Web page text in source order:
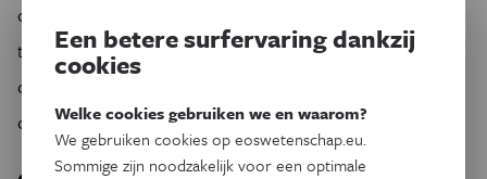
ongekende rekenkracht beschikken en voor veel
toepassingen geschikt zijn, zoals het kraken van de
cryptografische algoritmen waarmee de meeste
communicatie op het huidige internet wordt beveiligd.
Een betere surfervaring dankzij
cookies
Welke cookies gebruiken we en waarom?
We gebruiken cookies op eoswetenschap.eu.
Sommige zijn noodzakelijk voor een optimale